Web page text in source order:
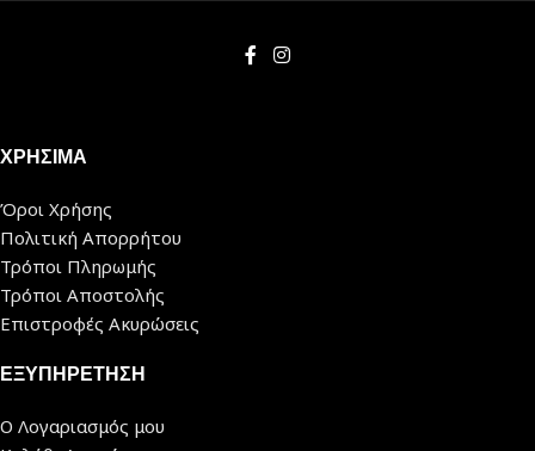
ΧΡΗΣΙΜΑ
Όροι Χρήσης
Πολιτική Απορρήτου
Τρόποι Πληρωμής
Τρόποι Αποστολής
Επιστροφές Ακυρώσεις
ΕΞΥΠΗΡΕΤΗΣΗ
Ο Λογαριασμός μου